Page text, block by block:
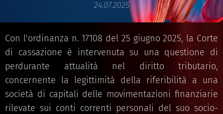
24.07.2025
Con l'ordinanza n. 17108 del 25 giugno 2025, la Corte
di cassazione è intervenuta su una questione di
perdurante attualità nel diritto tributario,
concernente la legittimità della riferibilità a una
società di capitali delle movimentazioni finanziarie
rilevate sui conti correnti personali del suo socio-